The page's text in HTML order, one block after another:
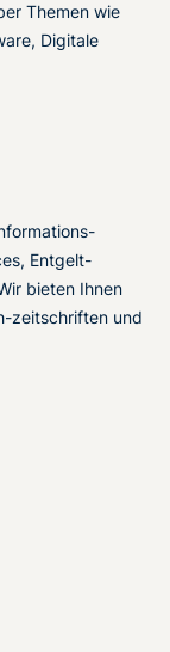
Themen wie
Digitale
Entgelt-
bieten Ihnen
zeitschriften und